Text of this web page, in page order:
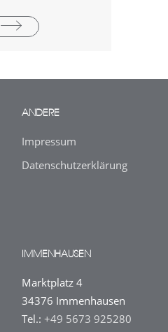
ANDERE
Impressum
Datenschutz­erklärung
IMMENHAUSEN
Marktplatz 4
34376 Immenhausen
Tel.: +49 5673 925280